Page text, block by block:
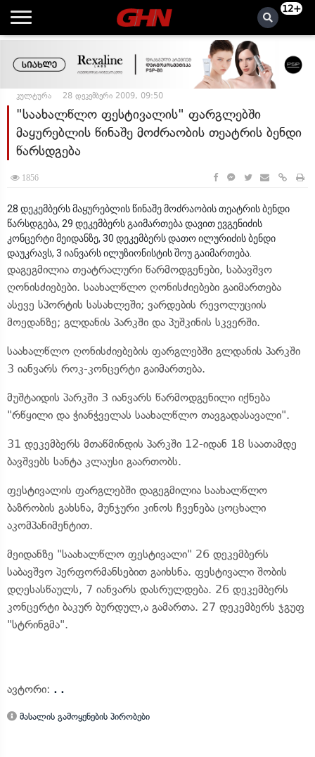
12+
კულტურა 28 დეკემბერი 2009, 09:50
"საახალწლო ფესტივალის" ფარგლებში
მაყურებლის წინაშე მოძრაობის თეატრის ბენდი
წარსდგება
1856
28 დეკემბერს მაყურებლის წინაშე მოძრაობის თეატრის ბენდი
წარსდგება, 29 დეკემბერს გაიმართება დავით ევგენიძის
კონცერტი მეიდანზე, 30 დეკემბერს დათო ილურიძის ბენდი
დაუკრავს, 3 იანვარს ილუზიონისტის შოუ გაიმართება.
დაგეგმილია თეატრალური წარმოდგენები, საბავშვო
ღონისძიებები. საახალწლო ღონისძიებები გაიმართება
ასევე სპორტის სასახლეში; ვარდების რევოლუციის
მოედანზე; გლდანის პარკში და პუშკინის სკვერში.
საახალწლო ღონისძიებების ფარგლებში გლდანის პარკში
3 იანვარს როკ-კონცერტი გაიმართება.
მუშტაიდის პარკში 3 იანვარს წარმოდგენილი იქნება
"რწყილი და ჭიანჭველას საახალწლო თავგადასავალი".
31 დეკემბერს მთაწმინდის პარკში 12-იდან 18 საათამდე
ბავშვებს სანტა კლაუსი გაართობს.
ფესტივალის ფარგლებში დაგეგმილია საახალწლო
ბაზრობის გახსნა, მუნჯური კინოს ჩვენება ცოცხალი
აკომპანიმენტით.
მეიდანზე "საახალწლო ფესტივალი" 26 დეკემბერს
საბავშვო პერფორმანსებით გაიხსნა. ფესტივალი შობის
დღესასწაულს, 7 იანვარს დასრულდება. 26 დეკემბერს
კონცერტი ბაკურ ბურდულ,ა გამართა. 27 დეკემბერს ჯგუფ
"სტრინგმა".
ავტორი: . .
მასალის გამოყენების პირობები